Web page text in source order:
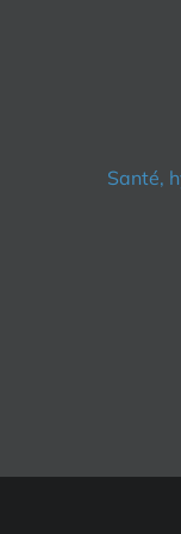
Santé,